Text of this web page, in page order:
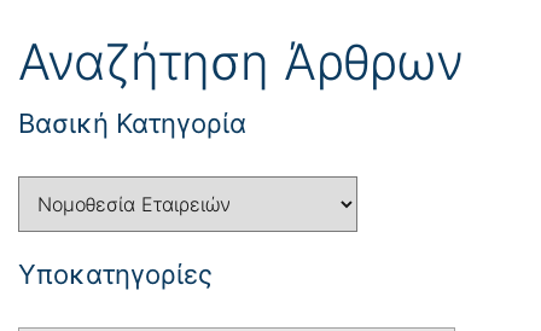
Αναζήτηση Άρθρων
Βασική Κατηγορία
Yποκατηγορίες